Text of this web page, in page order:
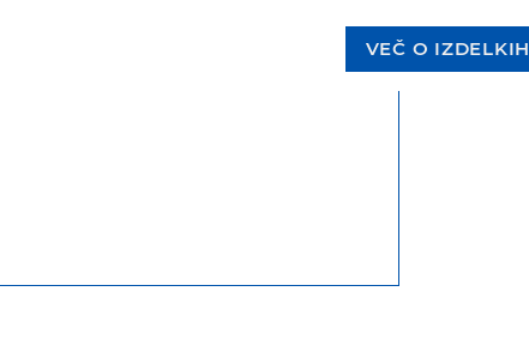
VEČ O IZDELKIH